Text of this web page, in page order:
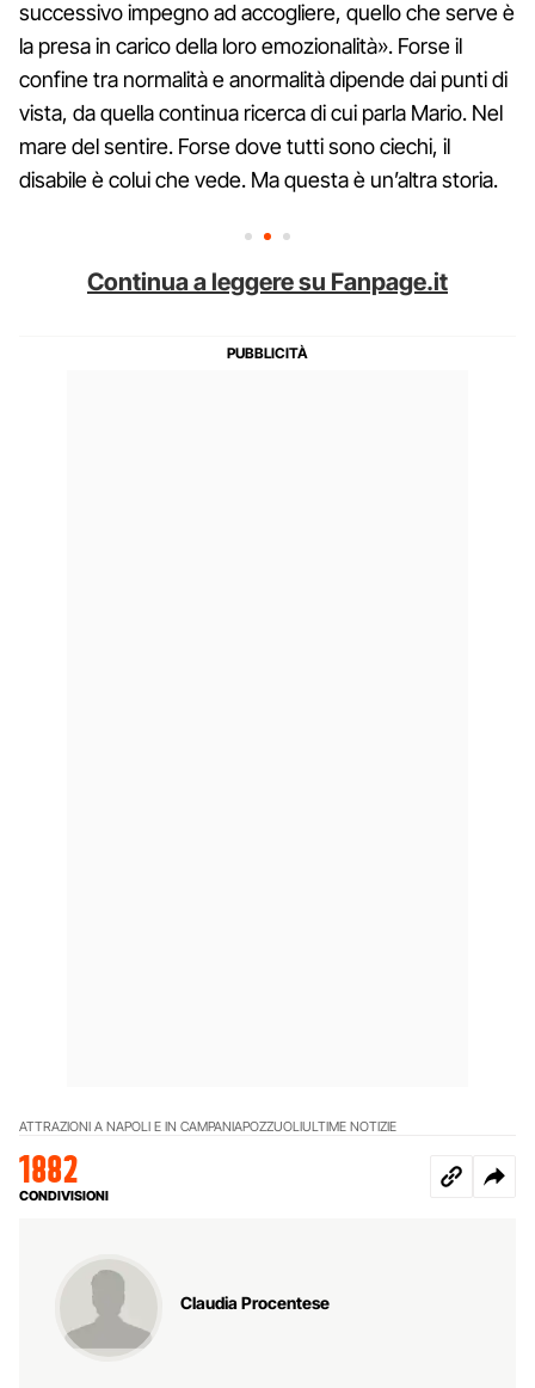
successivo impegno ad accogliere, quello che serve è
la presa in carico della loro emozionalità». Forse il
confine tra normalità e anormalità dipende dai punti di
vista, da quella continua ricerca di cui parla Mario. Nel
mare del sentire. Forse dove tutti sono ciechi, il
disabile è colui che vede. Ma questa è un’altra storia.
Continua a leggere su Fanpage.it
ATTRAZIONI A NAPOLI E IN CAMPANIAPOZZUOLIULTIME NOTIZIE
1882
CONDIVISIONI
Claudia Procentese